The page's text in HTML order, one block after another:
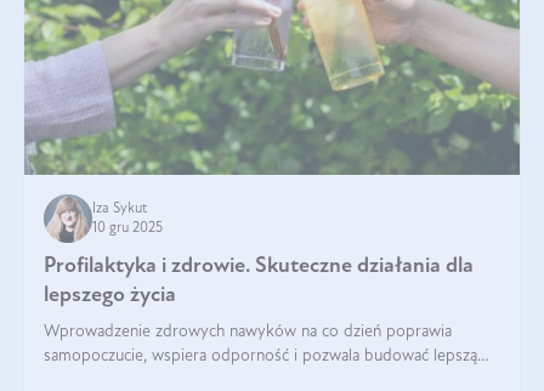
Iza Sykut
10 gru 2025
Profilaktyka i zdrowie. Skuteczne działania dla
lepszego życia
Wprowadzenie zdrowych nawyków na co dzień poprawia
samopoczucie, wspiera odporność i pozwala budować lepszą